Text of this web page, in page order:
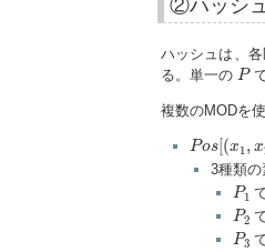
②ハッシ
ハッシュは、
る。単一の P
P
複数のMODを
Pos[(x1 , x
Po [(x
3種類
P1
P1
P2
P2
P3
P3